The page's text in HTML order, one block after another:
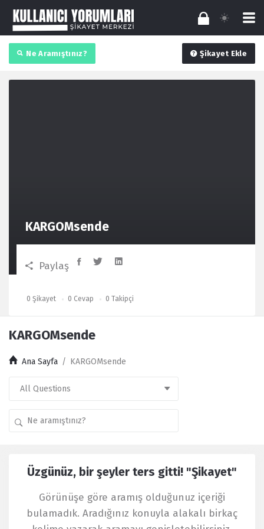
Ne Aramıştınız? Şikayet Ekle
KARGOMsende
Paylaş
0 Takipçi
0 Cevap
0 Şikayet
KARGOMsende
Ana Sayfa / KARGOMsende
Kullanıcı
Yorumları
Latest
Şikayet
Üzgünüz, bir şeyler ters gitti! "Şikayet"
Görünüşe göre aramış olduğunuz içeriği
bulamadık. Aradığınız konuyla alakalı birkaç